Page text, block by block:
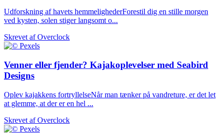
Udforskning af havets hemmelighederForestil dig en stille morgen
ved kysten, solen stiger langsomt o...
Skrevet afOverclock
Venner eller fjender? Kajakoplevelser med Seabird
Designs
Oplev kajakkens fortryllelseNår man tænker på vandreture, er det let
at glemme, at der er en hel ...
Skrevet afOverclock